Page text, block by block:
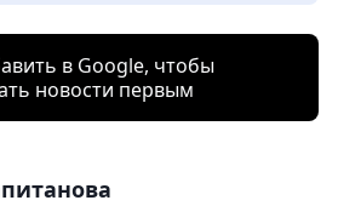
в Google, чтобы
новости первым